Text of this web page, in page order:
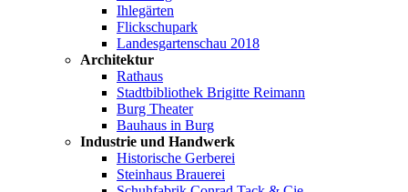
Ihlegärten
Flickschupark
Landesgartenschau 2018
Architektur
Rathaus
Stadtbibliothek Brigitte Reimann
Burg Theater
Bauhaus in Burg
Industrie und Handwerk
Historische Gerberei
Steinhaus Brauerei